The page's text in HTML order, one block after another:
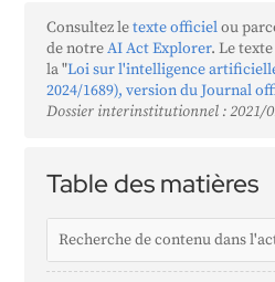
Table des matières
Consultez letexte officielou
de notreAI Act Explorer. Le
la "Loi sur l'intelligence
2024/1689), version du Journal
Dossier interinstitutionnel : 2021/